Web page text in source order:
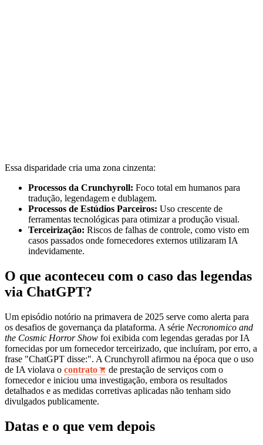
Essa disparidade cria uma zona cinzenta:
Processos da Crunchyroll: Foco total em humanos para
tradução, legendagem e dublagem.
Processos de Estúdios Parceiros: Uso crescente de
ferramentas tecnológicas para otimizar a produção visual.
Terceirização: Riscos de falhas de controle, como visto em
casos passados onde fornecedores externos utilizaram IA
indevidamente.
O que aconteceu com o caso das legendas
via ChatGPT?
Um episódio notório na primavera de 2025 serve como alerta para
os desafios de governança da plataforma. A série Necronomico and
the Cosmic Horror Show foi exibida com legendas geradas por IA
fornecidas por um fornecedor terceirizado, que incluíram, por erro, a
frase "ChatGPT disse:". A Crunchyroll afirmou na época que o uso
de IA violava o contrato
de prestação de serviços com o
fornecedor e iniciou uma investigação, embora os resultados
detalhados e as medidas corretivas aplicadas não tenham sido
divulgados publicamente.
Datas e o que vem depois